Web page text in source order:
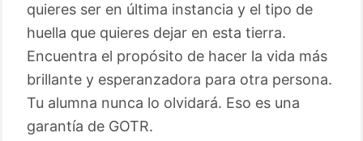
quieres ser en última instancia y el tipo de
huella que quieres dejar en esta tierra.
Encuentra el propósito de hacer la vida más
brillante y esperanzadora para otra persona.
Tu alumna nunca lo olvidará. Eso es una
garantía de GOTR.